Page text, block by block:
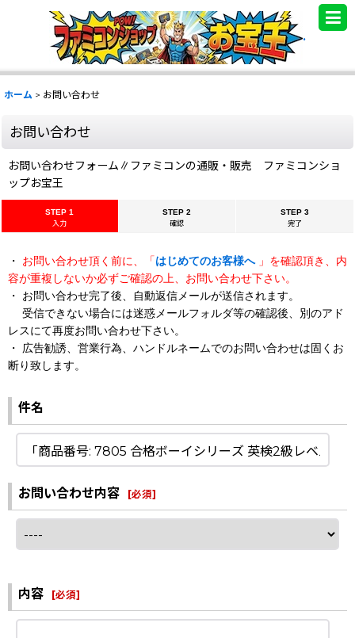
.
ホーム > お問い合わせ
お問い合わせ
お問い合わせフォーム∥ファミコンの通販・販売 ファミコンショ
ップお宝王
STEP 1
入力
STEP 2
確認
STEP 3
完了
・ お問い合わせ頂く前に、「はじめてのお客様へ 」を確認頂き、内
容が重複しないか必ずご確認の上、お問い合わせ下さい。
・ お問い合わせ完了後、自動返信メールが送信されます。
受信できない場合には迷惑メールフォルダ等の確認後、別のアド
レスにて再度お問い合わせ下さい。
・ 広告勧誘、営業行為、ハンドルネームでのお問い合わせは固くお
断り致します。
件名
お問い合わせ内容 [必須]
内容 [必須]